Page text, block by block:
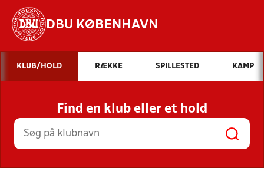
DBU KØBENHAVN
Hvad vil du søge efter?
INDHOLD OG NYHEDER
STILLINGER, RESULTATER, KLUBBER OG
HOLD
KLUB/HOLD RÆKKE SPILLESTED KAMP
Find en klub eller et hold